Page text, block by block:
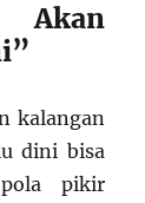
Akan
kalangan
dini bisa
pikir